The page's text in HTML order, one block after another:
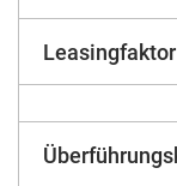
Leasingfaktor